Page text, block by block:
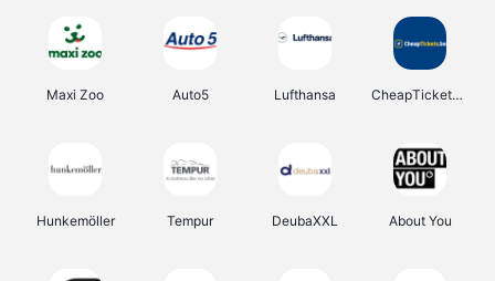
Maxi Zoo Auto5 Lufthansa CheapTickets.be
Hunkemöller Tempur DeubaXXL About You